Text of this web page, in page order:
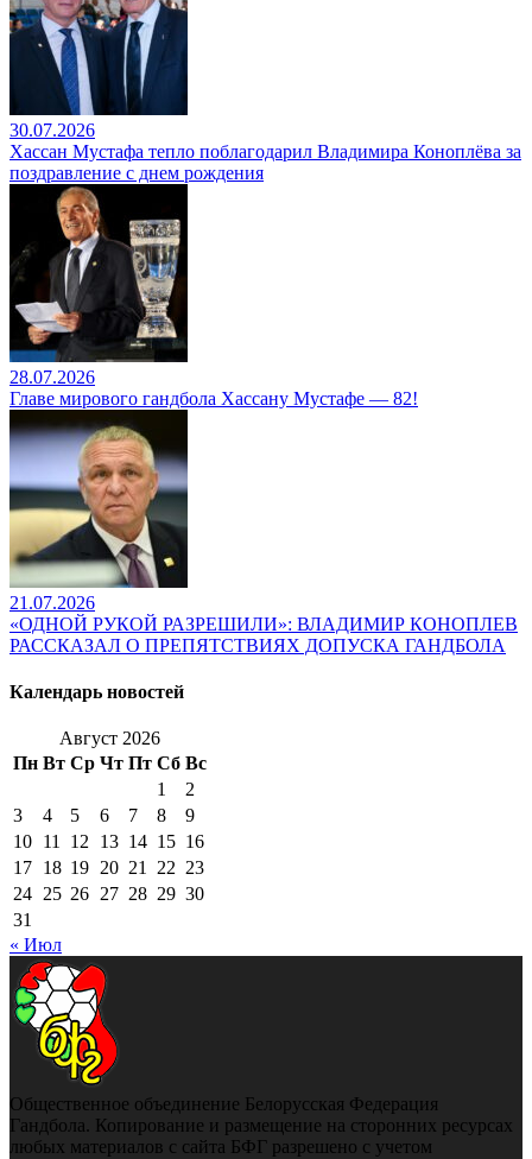
30.07.2026
Хассан Мустафа тепло поблагодарил Владимира Коноплёва за
поздравление с днем рождения
28.07.2026
Главе мирового гандбола Хассану Мустафе — 82!
21.07.2026
«ОДНОЙ РУКОЙ РАЗРЕШИЛИ»: ВЛАДИМИР КОНОПЛЕВ
РАССКАЗАЛ О ПРЕПЯТСТВИЯХ ДОПУСКА ГАНДБОЛА
Календарь новостей
Август 2026
Пн Вт Ср Чт Пт Сб Вс
1
2
3
4 5 6 7 8
9
10 11 12 13 14 15 16
17 18 19 20 21 22 23
24 25 26 27 28 29 30
31
« Июл
Общественное объединение Белорусская Федерация
Гандбола. Копирование и размещение на сторонних ресурсах
любых материалов с сайта БФГ разрешено с учетом